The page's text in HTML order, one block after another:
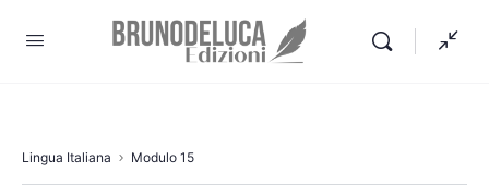
Lingua Italiana Modulo 15